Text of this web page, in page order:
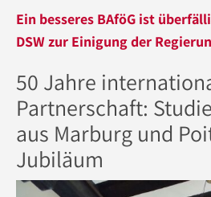
Ein besseres BAföG ist
DSW zur Einigung der
50 Jahre
Partnerschaft:
aus Marburg und
Jubiläum